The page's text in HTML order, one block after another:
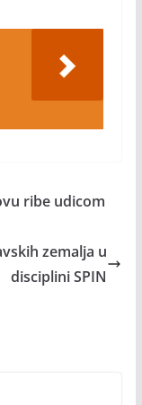
ribe udicom
zemalja u
disciplini SPIN